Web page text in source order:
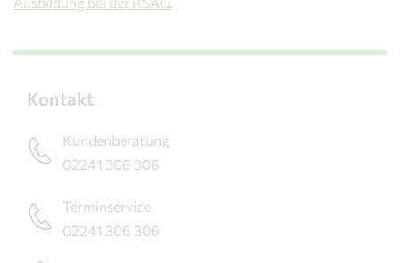
Kontakt
Kundenberatung
02241 306 306
Terminservice
02241 306 306